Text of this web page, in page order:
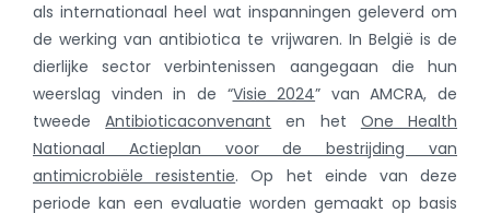
als internationaal heel wat inspanningen geleverd om
de werking van antibiotica te vrijwaren. In België is de
dierlijke sector verbintenissen aangegaan die hun
weerslag vinden in de “Visie 2024” van AMCRA, de
tweedeAntibioticaconvenant en het One Health
Nationaal Actieplan voor de bestrijding van
antimicrobiële resistentie. Op het einde van deze
periode kan een evaluatie worden gemaakt op basis